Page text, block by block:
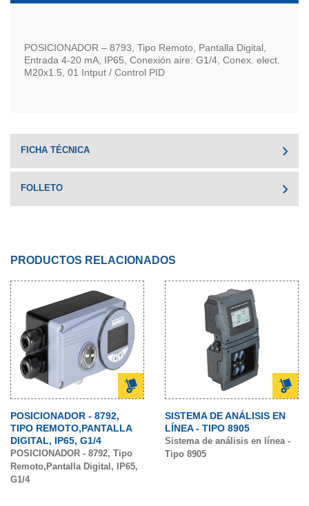
POSICIONADOR – 8793, Tipo Remoto, Pantalla Digital,
Entrada 4-20 mA, IP65, Conexión aire: G1/4, Conex. elect.
M20x1.5, 01 Intput / Control PID
FICHA TÉCNICA
FOLLETO
PRODUCTOS RELACIONADOS
POSICIONADOR - 8792,
TIPO REMOTO,PANTALLA
DIGITAL, IP65, G1/4
POSICIONADOR - 8792, Tipo
Remoto,Pantalla Digital, IP65,
G1/4
SISTEMA DE ANÁLISIS EN
LÍNEA - TIPO 8905
Sistema de análisis en línea -
Tipo 8905